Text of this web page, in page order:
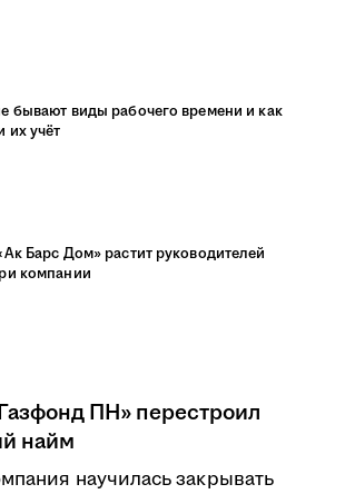
бывают виды рабочего времени и как
их учёт
Барс Дом» растит руководителей
компании
ПН» перестроил
найм
научилась закрывать